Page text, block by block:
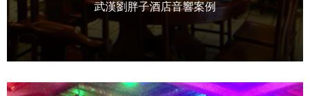
武漢劉胖子酒店音響案例